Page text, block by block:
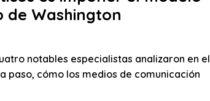
de Washington
notables especialistas analizaron en el
paso, cómo los medios de comunicación